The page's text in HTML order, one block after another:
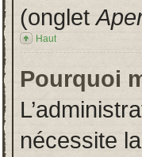
(onglet
Haut
Pourquoi
nécessite